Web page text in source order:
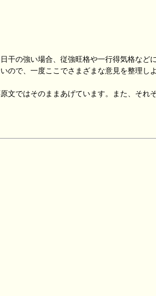
の強い場合、従強旺格や一行得気格など
で、一度ここでさまざまな意見を整理し
ではそのままあげています。また、それ